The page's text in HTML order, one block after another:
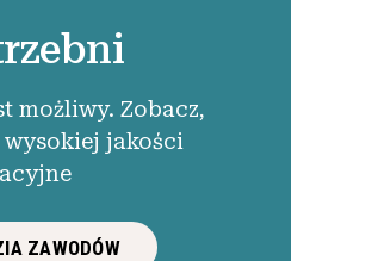
możliwy. Zobacz,
jakości
ZAWODÓW